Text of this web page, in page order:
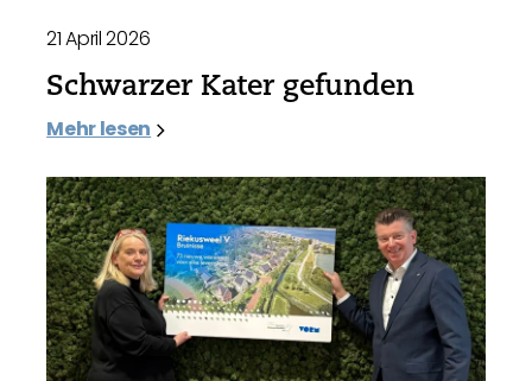
21 April 2026
Schwarzer Kater gefunden
Mehr lesen